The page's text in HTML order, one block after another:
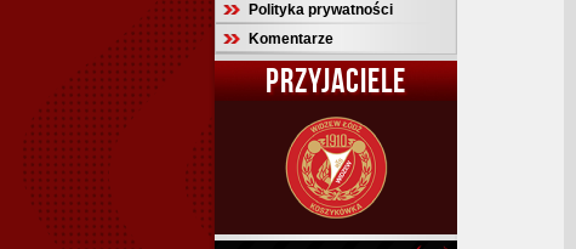
Polityka prywatności
Komentarze
PRZYJACIELE